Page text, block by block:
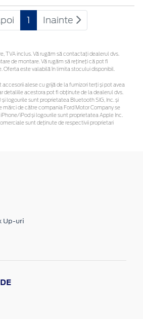
1 Inainte
TVA inclus. Vă rugăm să contactaţi dealerul dvs.
de montare. Vă rugăm să rețineți că pot fi
Oferta este valabilă în limita stocului disponibil.
alese cu grijă de la furnizori terți și pot avea
detaliile acestora pot fi obținute de la dealerul dvs.
logourile sunt proprietatea Bluetooth SIG, Inc. și
mărci de către compania Ford Motor Company se
iPod și logourile sunt proprietatea Apple Inc.
sunt deținute de respectivii proprietari
Up-uri